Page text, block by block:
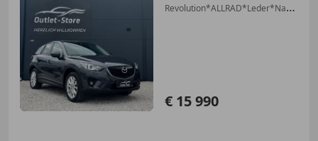
€ 15 990